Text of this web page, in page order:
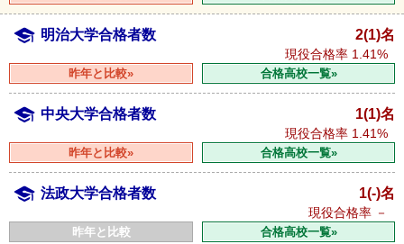
明治大学合格者数 2(1)名
現役合格率 1.41%
昨年と比較» 合格高校一覧»
中央大学合格者数 1(1)名
現役合格率 1.41%
昨年と比較» 合格高校一覧»
法政大学合格者数 1(-)名
現役合格率 －
昨年と比較 合格高校一覧»